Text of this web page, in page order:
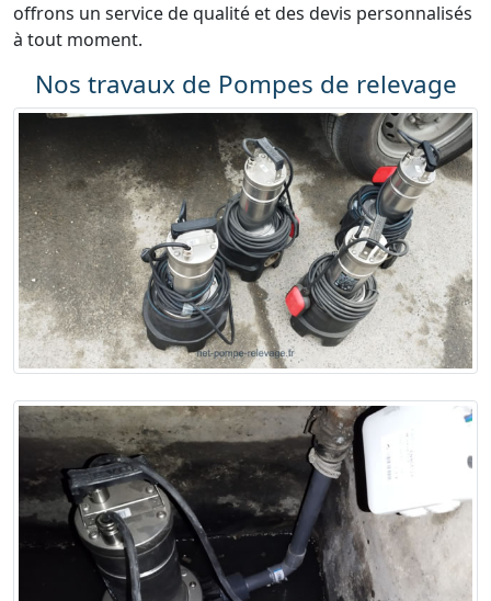
offrons un service de qualité et des devis personnalisés
à tout moment.
Nos travaux de Pompes de relevage